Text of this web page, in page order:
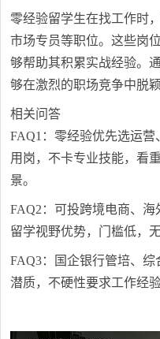
零经验留学生在找工作时
市场专员等职位。这些岗
够帮助其积累实战经验。
够在激烈的职场竞争中脱
相关问答
FAQ1：零经验优先选运
用岗，不卡专业技能，看
景。
FAQ2：可投跨境电商、
留学视野优势，门槛低，
FAQ3：国企银行管培、
潜质，不硬性要求工作经